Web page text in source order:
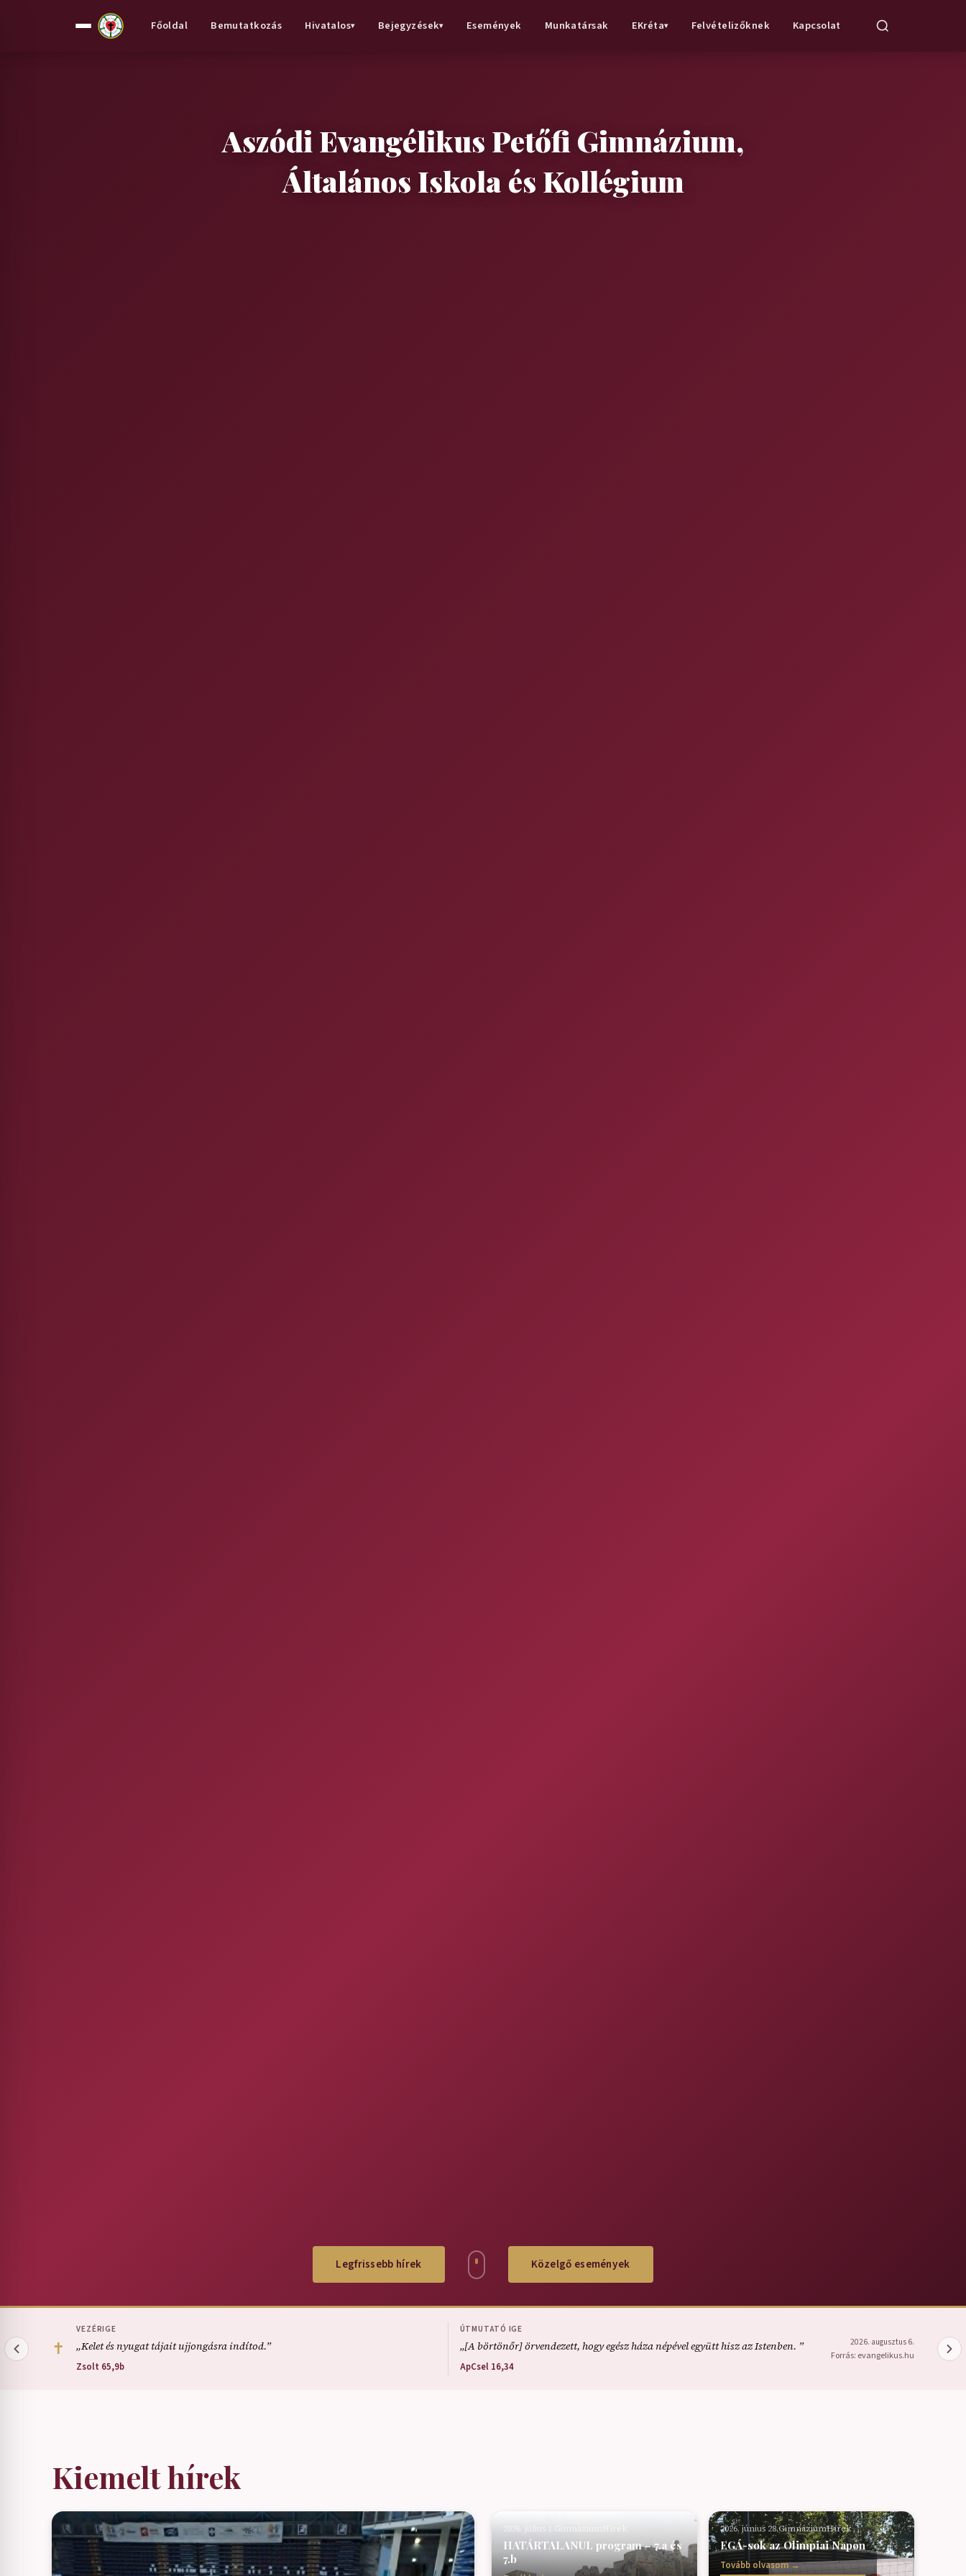
Főoldal Bemutatkozás Hivatalos▾ Bejegyzések▾ Események Munkatársak EKréta▾ Felvételizőknek Kapcsolat
Aszódi Evangélikus Petőfi Gimnázium,
Általános Iskola és Kollégium
Legfrissebb hírek Közelgő események
✝
VEZÉRIGE
„Kelet és nyugat tájait ujjongásra indítod.”
Zsolt 65,9b
ÚTMUTATÓ IGE
„[A börtönőr] örvendezett, hogy egész háza népével együtt hisz az Istenben. ”
ApCsel 16,34
2026. augusztus 6.
Forrás: evangelikus.hu
Kiemelt hírek
2026. július 1. Gimnázium
HATÁRTALANUL program – 7.a és
7.b
2026. június 28.GimnáziumHírek
EGÁ-sok az Olimpiai Napon
Tovább olvasom →